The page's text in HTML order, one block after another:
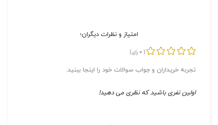
امتیاز و نظرات دیگران؛
(
0 رای)
تجربه خریداران و جواب سوالات خود را اینجا ببنید.
اولین نفری باشید که نظری می دهید!